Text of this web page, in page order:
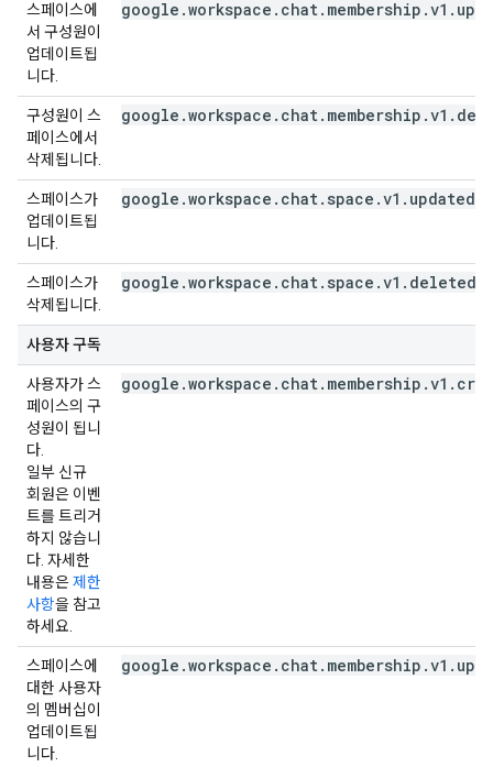
스페이스에
서 구성원이
업데이트됩
니다.
구성원이 스
페이스에서
삭제됩니다.
스페이스가
업데이트됩
니다.
google.workspace.chat.space.v1.updated
스페이스가
삭제됩니다.
google.workspace.chat.space.v1.deleted
사용자 구독
사용자가 스
페이스의 구
성원이 됩니
다.
일부 신규
회원은 이벤
트를 트리거
하지 않습니
다. 자세한
내용은제한
사항을 참고
하세요.
스페이스에
대한 사용자
의 멤버십이
업데이트됩
니다.